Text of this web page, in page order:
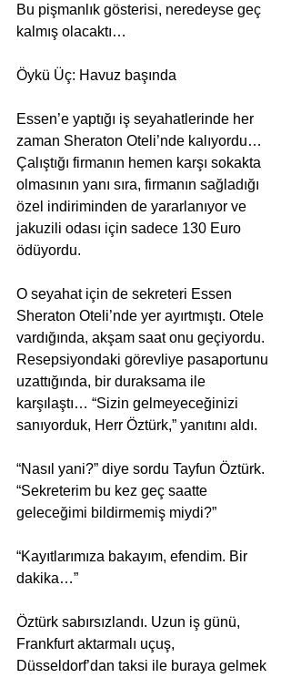
Bu pişmanlık gösterisi, neredeyse geç
kalmış olacaktı…
Öykü Üç: Havuz başında
Essen’e yaptığı iş seyahatlerinde her
zaman Sheraton Oteli’nde kalıyordu…
Çalıştığı firmanın hemen karşı sokakta
olmasının yanı sıra, firmanın sağladığı
özel indiriminden de yararlanıyor ve
jakuzili odası için sadece 130 Euro
ödüyordu.
O seyahat için de sekreteri Essen
Sheraton Oteli’nde yer ayırtmıştı. Otele
vardığında, akşam saat onu geçiyordu.
Resepsiyondaki görevliye pasaportunu
uzattığında, bir duraksama ile
karşılaştı… “Sizin gelmeyeceğinizi
sanıyorduk, Herr Öztürk,” yanıtını aldı.
“Nasıl yani?” diye sordu Tayfun Öztürk.
“Sekreterim bu kez geç saatte
geleceğimi bildirmemiş miydi?”
“Kayıtlarımıza bakayım, efendim. Bir
dakika…”
Öztürk sabırsızlandı. Uzun iş günü,
Frankfurt aktarmalı uçuş,
Düsseldorf’dan taksi ile buraya gelmek